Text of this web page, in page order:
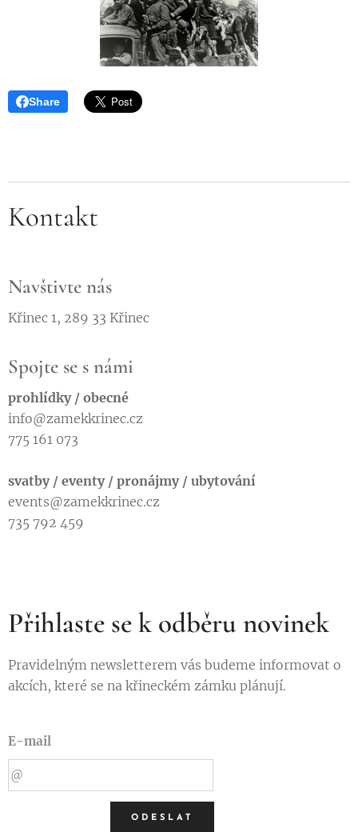
Share
Kontakt
Navštivte nás
Křinec 1, 289 33 Křinec
Spojte se s námi
prohlídky / obecné
info@zamekkrinec.cz
775 161 073
svatby / eventy / pronájmy / ubytování
events@zamekkrinec.cz
735 792 459
Přihlaste se k odběru novinek
Pravidelným newsletterem vás budeme informovat o
akcích, které se na křineckém zámku plánují.
E-mail
ODESLAT